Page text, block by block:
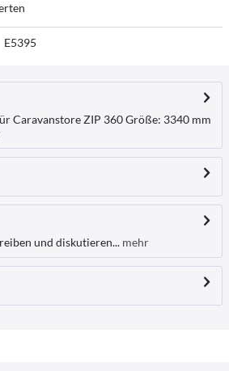
E5395
Caravanstore ZIP 360 Größe: 3340 mm
und diskutieren... mehr